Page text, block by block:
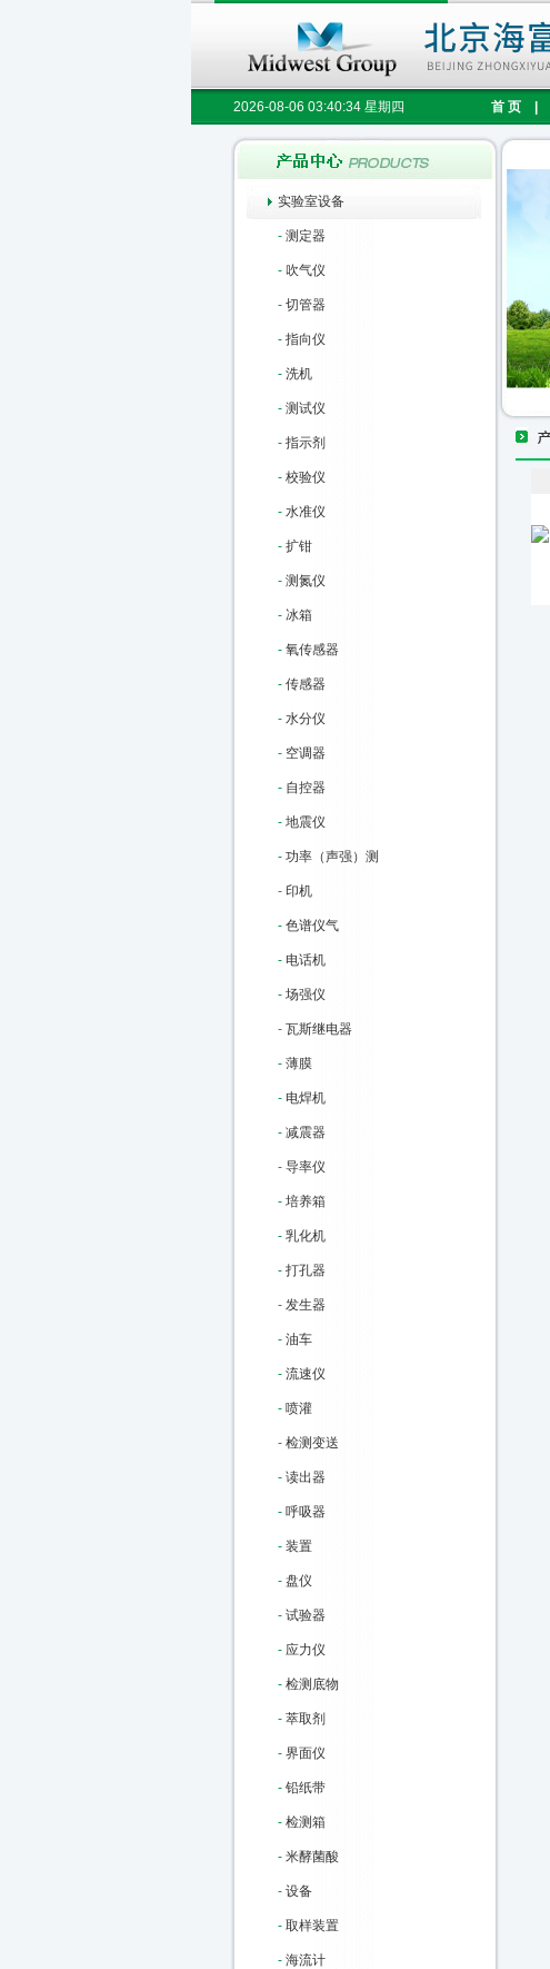
2026-08-06 03:40:35 星期四 首 页
实验室设备
- 测定器
- 吹气仪
- 切管器
- 指向仪
- 洗机
- 测试仪
- 指示剂
- 校验仪
- 水准仪
- 扩钳
- 测氮仪
- 冰箱
- 氧传感器
- 传感器
- 水分仪
- 空调器
- 自控器
- 地震仪
- 功率（声强）测
- 印机
- 色谱仪气
- 电话机
- 场强仪
- 瓦斯继电器
- 薄膜
- 电焊机
- 减震器
- 导率仪
- 培养箱
- 乳化机
- 打孔器
- 发生器
- 油车
- 流速仪
- 喷灌
- 检测变送
- 读出器
- 呼吸器
- 装置
- 盘仪
- 试验器
- 应力仪
- 检测底物
- 萃取剂
- 界面仪
- 铅纸带
- 检测箱
- 米酵菌酸
- 设备
- 取样装置
- 海流计